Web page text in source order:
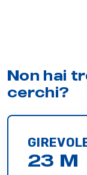
Non hai
cerchi?
23 M